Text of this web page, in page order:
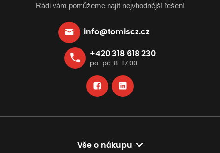
Rádi vám pomůžeme najít nejvhodnější řešení
info@tomiscz.cz
+420 318 618 230
po-pá: 8-17:00
Vše o nákupu